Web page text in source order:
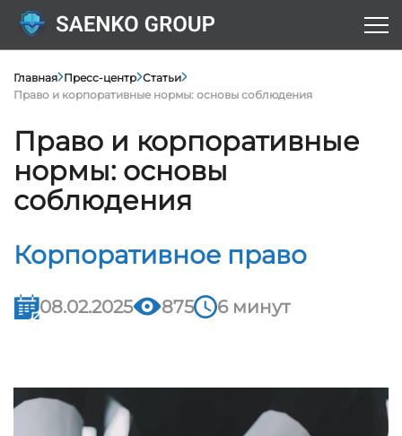
Главная Пресс-центр Статьи
Право и корпоративные нормы: основы соблюдения
Право и корпоративные
нормы: основы
соблюдения
Корпоративное право
08.02.2025 875 6 минут